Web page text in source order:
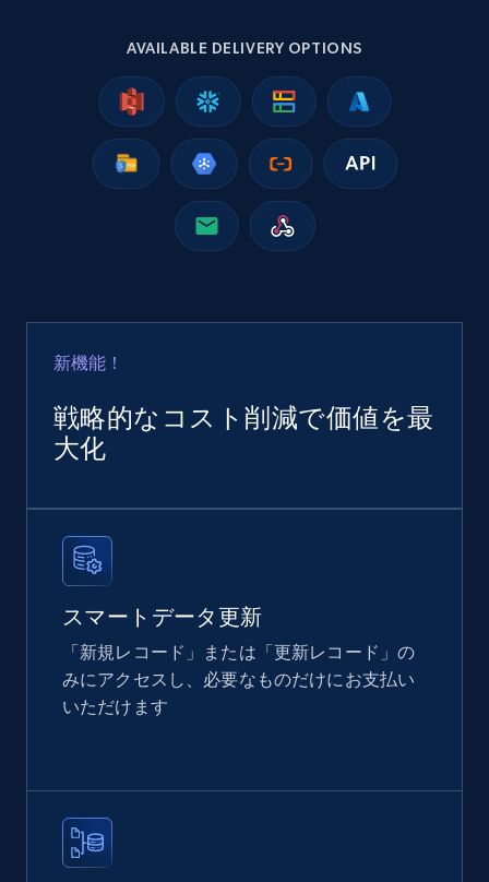
Google Shopping
URL, Product id, Title, Product description,
Rating, Reviews count, Images, Variations, and
Home Depot US
eCommerce
2.1K+ 355+ 今すぐ購入
Title, Seller name, Brand, Description, Initial
price, Currency, Availability, Reviews count, and
more.
AVAILABLE DELIVERY OPTIONS
新機能！
戦略的なコスト削減で価値を最
大化
スマートデータ更新
「新規レコード」または「更新レコード」の
みにアクセスし、必要なものだけにお支払い
いただけます